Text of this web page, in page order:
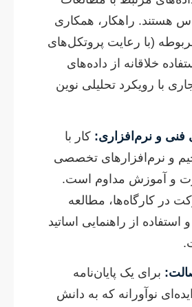
هستند. راهکار، همکاری
(با رعایت پروتکل‌های
خلاقانه از داده‌های
با رویکرد تحلیلی نوین
فنی و نرم‌افزاری: کار با
و نرم‌افزارهای تخصصی
و آموزش مداوم است.
در کارگاه‌ها، مطالعه
استفاده از راهنمایی اساتید
برای یک پایان‌نامه
نوآورانه که به دانش